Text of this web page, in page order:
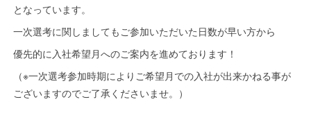
となっています。
一次選考に関しましてもご参加いただいた日数が早い方から
優先的に入社希望月へのご案内を進めております！
（※一次選考参加時期によりご希望月での入社が出来かねる事が
ございますのでご了承くださいませ。）